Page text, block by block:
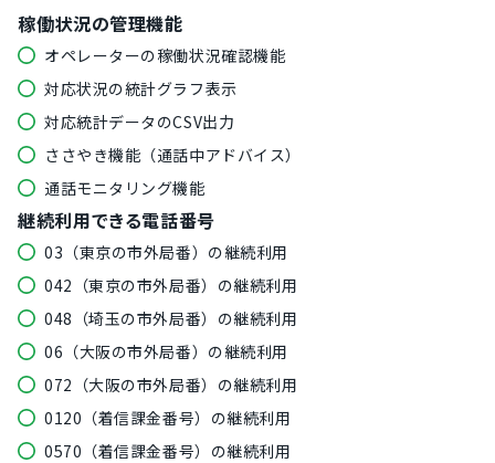
稼働状況の管理機能
オペレーターの稼働状況確認機能
対応状況の統計グラフ表示
対応統計データのCSV出力
ささやき機能（通話中アドバイス）
通話モニタリング機能
継続利用できる電話番号
03（東京の市外局番）の継続利用
042（東京の市外局番）の継続利用
048（埼玉の市外局番）の継続利用
06（大阪の市外局番）の継続利用
072（大阪の市外局番）の継続利用
0120（着信課金番号）の継続利用
0570（着信課金番号）の継続利用